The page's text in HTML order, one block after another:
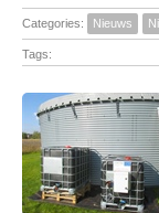
Categories: Nieuws
Tags: